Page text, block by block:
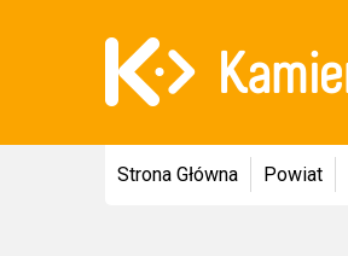
Strona Główna Powiat